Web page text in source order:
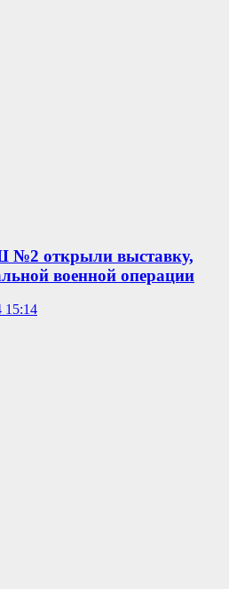
открыли выставку,
военной операции
15:14